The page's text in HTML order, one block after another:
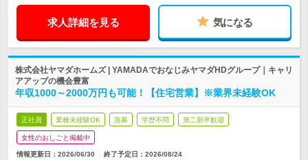
求人詳細を見る 気になる
株式会社ヤマダホームズ | YAMADAでおなじみヤマダHDグループ｜キャリ
アアップの機会豊富
年収1000～2000万円も可能！【住宅営業】※業界未経験OK
正社員 業種未経験OK 急募 学歴不問 第二新卒歓迎
女性のおしごと掲載中
情報更新日：2026/06/30 終了予定日： 2026/08/24